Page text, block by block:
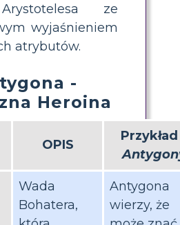
ze
wyjaśnieniem
atrybutów.
-
Heroina
OPIS
Wada
Bohatera,
Antygona
wierzy, że